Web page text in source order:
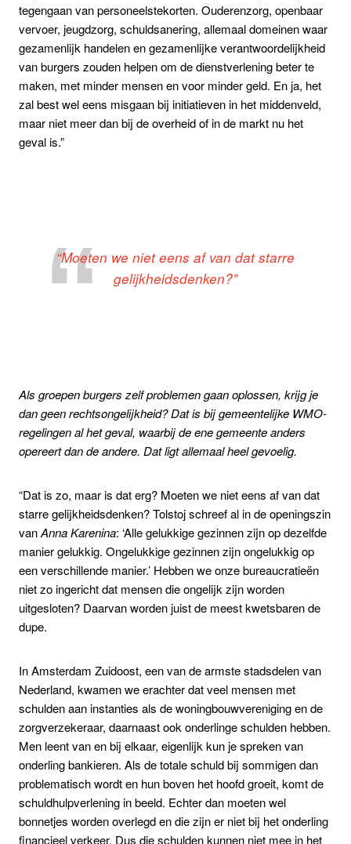
tegengaan van personeelstekorten. Ouderenzorg, openbaar
vervoer, jeugdzorg, schuldsanering, allemaal domeinen waar
gezamenlijk handelen en gezamenlijke verantwoordelijkheid
van burgers zouden helpen om de dienstverlening beter te
maken, met minder mensen en voor minder geld. En ja, het
zal best wel eens misgaan bij initiatieven in het middenveld,
maar niet meer dan bij de overheid of in de markt nu het
geval is.”
“Moeten we niet eens af van dat starre
gelijkheidsdenken?”
Als groepen burgers zelf problemen gaan oplossen, krijg je
dan geen rechtsongelijkheid? Dat is bij gemeentelijke WMO-
regelingen al het geval, waarbij de ene gemeente anders
opereert dan de andere. Dat ligt allemaal heel gevoelig.
“Dat is zo, maar is dat erg? Moeten we niet eens af van dat
starre gelijkheidsdenken? Tolstoj schreef al in de openingszin
vanAnna Karenina: ‘Alle gelukkige gezinnen zijn op dezelfde
manier gelukkig. Ongelukkige gezinnen zijn ongelukkig op
een verschillende manier.’ Hebben we onze bureaucratieën
niet zo ingericht dat mensen die ongelijk zijn worden
uitgesloten? Daarvan worden juist de meest kwetsbaren de
dupe.
In Amsterdam Zuidoost, een van de armste stadsdelen van
Nederland, kwamen we erachter dat veel mensen met
schulden aan instanties als de woningbouwvereniging en de
zorgverzekeraar, daarnaast ook onderlinge schulden hebben.
Men leent van en bij elkaar, eigenlijk kun je spreken van
onderling bankieren. Als de totale schuld bij sommigen dan
problematisch wordt en hun boven het hoofd groeit, komt de
schuldhulpverlening in beeld. Echter dan moeten wel
bonnetjes worden overlegd en die zijn er niet bij het onderling
financieel verkeer. Dus die schulden kunnen niet mee in het